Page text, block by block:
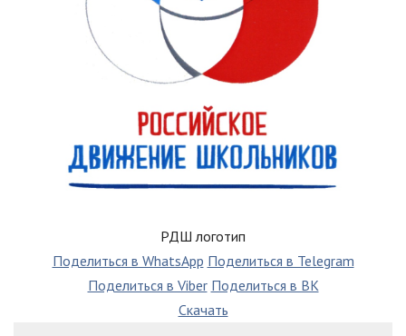
РДШ логотип
Поделиться в WhatsApp Поделиться в Telegram
Поделиться в Viber Поделиться в ВК
Скачать